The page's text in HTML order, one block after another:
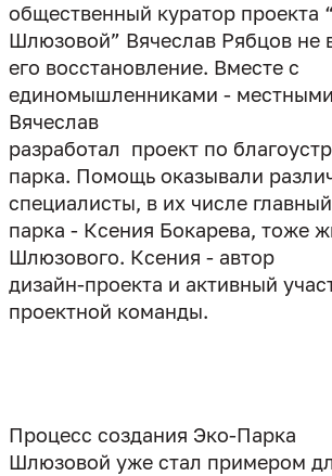
общественный куратор проекта
Шлюзовой” Вячеслав Рябцов не
его восстановление. Вместе с
единомышленниками -
Вячеслав
разработал проект по
парка. Помощь оказывали
специалисты, в их числе
парка - Ксения Бокарева, тоже
Шлюзового. Ксения - автор
дизайн-проекта и активный
проектной команды.
Процесс создания Эко-Парка
Шлюзовой уже стал примером